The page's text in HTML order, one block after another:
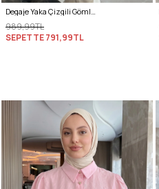
Degaje Yaka Çizgili Gömlek Y0121 - BEBE MAVİSİ
989,99TL
SEPETTE791,99TL